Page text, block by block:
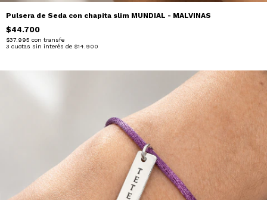
Pulsera de Seda con chapita slim MUNDIAL - MALVINAS
$44.700
$37.995 con transfe
3 cuotas sin interés de $14.900